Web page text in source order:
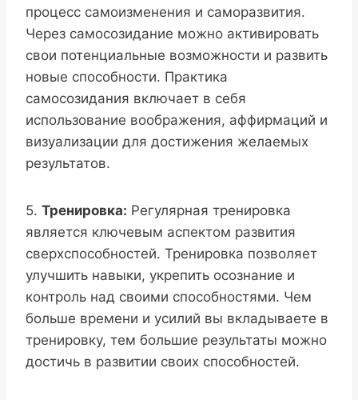
процесс самоизменения и саморазвития.
Через самосозидание можно активировать
свои потенциальные возможности и развить
новые способности. Практика
самосозидания включает в себя
использование воображения, аффирмаций и
визуализации для достижения желаемых
результатов.
5. Тренировка: Регулярная тренировка
является ключевым аспектом развития
сверхспособностей. Тренировка позволяет
улучшить навыки, укрепить осознание и
контроль над своими способностями. Чем
больше времени и усилий вы вкладываете в
тренировку, тем большие результаты можно
достичь в развитии своих способностей.